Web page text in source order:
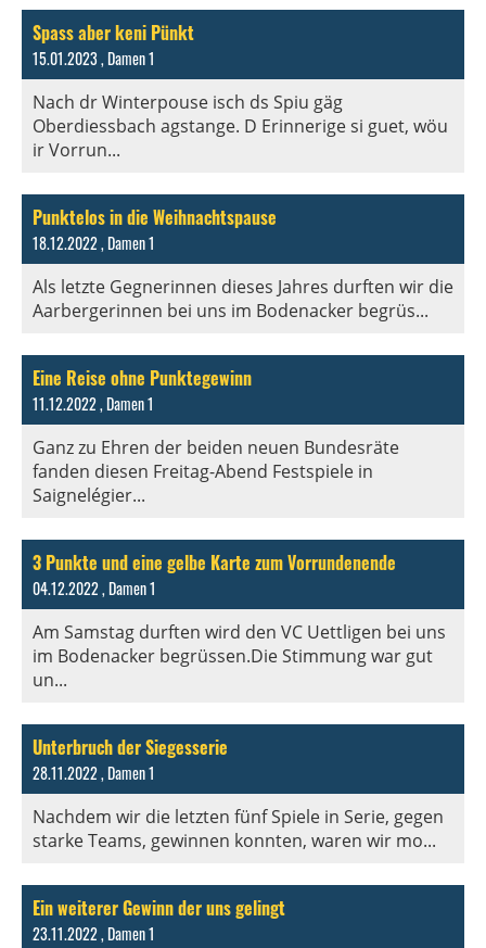
Spass aber keni Pünkt
15.01.2023, Damen 1
Nach dr Winterpouse isch ds Spiu gäg
Oberdiessbach agstange. D Erinnerige si guet, wöu
ir Vorrun...
Punktelos in die Weihnachtspause
18.12.2022, Damen 1
Als letzte Gegnerinnen dieses Jahres durften wir die
Aarbergerinnen bei uns im Bodenacker begrüs...
Eine Reise ohne Punktegewinn
11.12.2022, Damen 1
Ganz zu Ehren der beiden neuen Bundesräte
fanden diesen Freitag-Abend Festspiele in
Saignelégier...
3 Punkte und eine gelbe Karte zum Vorrundenende
04.12.2022, Damen 1
Am Samstag durften wird den VC Uettligen bei uns
im Bodenacker begrüssen.Die Stimmung war gut
un...
Unterbruch der Siegesserie
28.11.2022, Damen 1
Nachdem wir die letzten fünf Spiele in Serie, gegen
starke Teams, gewinnen konnten, waren wir mo...
Ein weiterer Gewinn der uns gelingt
23.11.2022, Damen 1